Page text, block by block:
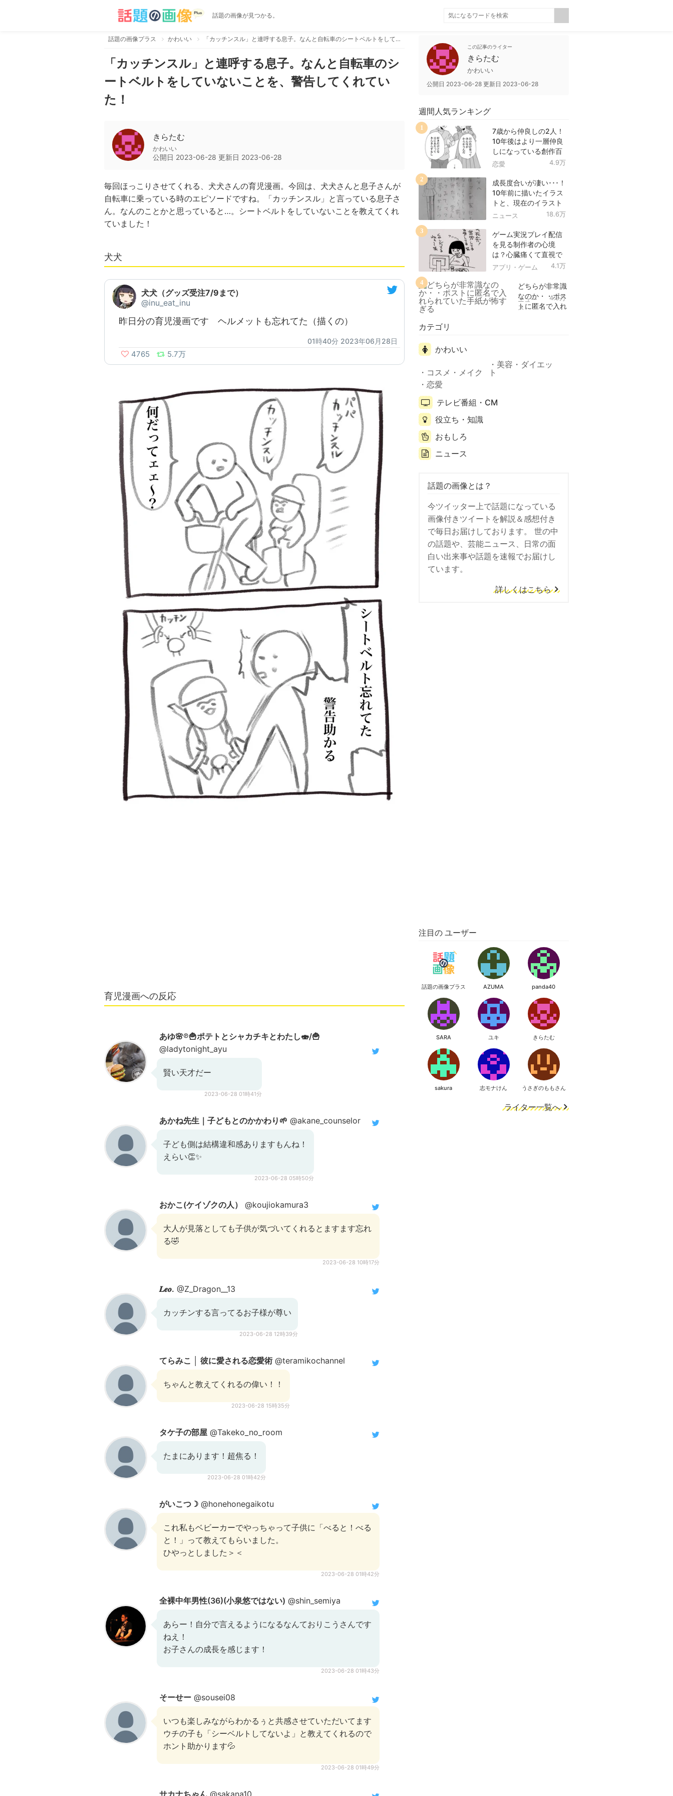
話題の画像が見つかる。
話題の画像プラス かわいい 「カッチンスル」と連呼する息子。なんと自転車のシートベルトをしていないことを、警告してくれていた！
「カッチンスル」と連呼する息子。なんと自転車のシ
ートベルトをしていないことを、警告してくれてい
た！
きらたむ
かわいい
公開日 2023-06-28 更新日 2023-06-28
毎回ほっこりさせてくれる、犬犬さんの育児漫画。今回は、犬犬さんと息子さんが
自転車に乗っている時のエピソードですね。「カッチンスル」と言っている息子さ
ん。なんのことかと思っていると…。シートベルトをしていないことを教えてくれ
ていました！
犬犬
犬犬（グッズ受注7/9まで）
@inu_eat_inu
昨日分の育児漫画です ヘルメットも忘れてた（描くの）
01時40分 2023年06月28日
4765 5.7万
育児漫画への反応
あゆ🌸℗🍟ポテトとシャカチキとわたし🍣/🍟
@ladytonight_ayu
賢い天才だー
2023-06-28 01時41分
あかね先生｜子どもとのかかわり🌱 @akane_counselor
子ども側は結構違和感ありますもんね！
えらい👏✨
2023-06-28 05時50分
おかこ(ケイゾクの人） @koujiokamura3
大人が見落としても子供が気づいてくれるとますます忘れ
る🤣
2023-06-28 10時17分
𝑳𝒆𝒐. @Z_Dragon__13
カッチンする言ってるお子様が尊い
2023-06-28 12時39分
てらみこ │ 彼に愛される恋愛術 @teramikochannel
ちゃんと教えてくれるの偉い！！
2023-06-28 15時35分
タケ子の部屋 @Takeko_no_room
たまにあります！超焦る！
2023-06-28 01時42分
がいこつ☽ @honehonegaikotu
これ私もベビーカーでやっちゃって子供に「べると！べる
と！」って教えてもらいました。
ひやっとしました＞＜
2023-06-28 01時42分
全裸中年男性(36)(小泉悠ではない) @shin_semiya
あらー！自分で言えるようになるなんておりこうさんです
ねえ！
お子さんの成長を感じます！
2023-06-28 01時43分
そーせー @sousei08
いつも楽しみながらわかるぅと共感させていただいてます
ウチの子も「シーベルトしてないよ」と教えてくれるので
ホント助かります💦
2023-06-28 01時49分
サカナちゃん @sakana10
この記事のライター
きらたむ
かわいい
公開日 2023-06-28 更新日 2023-06-28
週間人気ランキング
7歳から仲良しの2人！
10年後はより一層仲良
しになっている創作百
合！
恋愛 4.9万
1
成長度合いが凄い･･･！
10年前に描いたイラス
トと、現在のイラスト
を投稿したツイートが
ニュース 18.6万
2
ゲーム実況プレイ配信
を見る制作者の心境
は？心臓痛くて直視で
きなかった！
アプリ・ゲーム 4.1万
3
どちらが非常識
なのか・・ポス
トに匿名で入れ
ニュー
ス
4.9万
4
カテゴリ
かわいい
コスメ・メイク
美容・ダイエッ
ト
恋愛
テレビ番組・CM
役立ち・知識
おもしろ
ニュース
話題の画像とは？
今ツイッター上で話題になっている
画像付きツイートを解説＆感想付き
で毎日お届けしております。 世の中
の話題や、芸能ニュース、日常の面
白い出来事や話題を速報でお届けし
ています。
詳しくはこちら
注目の ユーザー
話題の画像プラス AZUMA panda40
SARA ユキ きらたむ
sakura 志モナけん うさぎのももさん
ライター一覧へ